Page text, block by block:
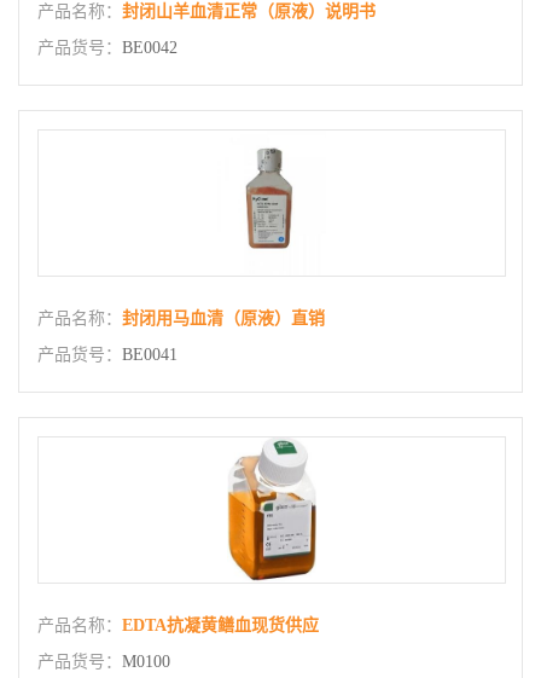
产品名称： 封闭山羊血清正常（原液）说明书
产品货号： BE0042
产品名称： 封闭用马血清（原液）直销
产品货号： BE0041
产品名称： EDTA抗凝黄鳝血现货供应
产品货号： M0100